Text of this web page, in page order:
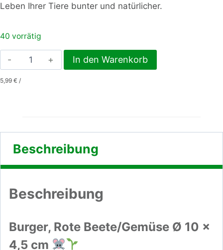
Leben Ihrer Tiere bunter und natürlicher.
40 vorrätig
Burger,
Rote
cm
Menge
In den Warenkorb
5,99 € /
Beschreibung
Beschreibung
Burger, Rote Beete/Gemüse Ø 10 x
4,5 cm